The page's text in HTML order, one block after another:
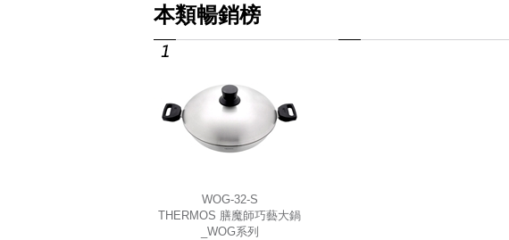
本類暢銷榜
WOG-32-S
THERMOS 膳魔師巧藝大鍋
_WOG系列